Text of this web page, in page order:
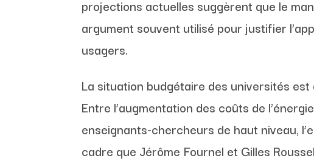
projections actuelles suggèrent que le
argument souvent utilisé pour justifier
usagers.
La situation budgétaire des universités
Entre l’augmentation des coûts de
enseignants-chercheurs de haut niveau,
cadre que Jérôme Fournel et Gilles